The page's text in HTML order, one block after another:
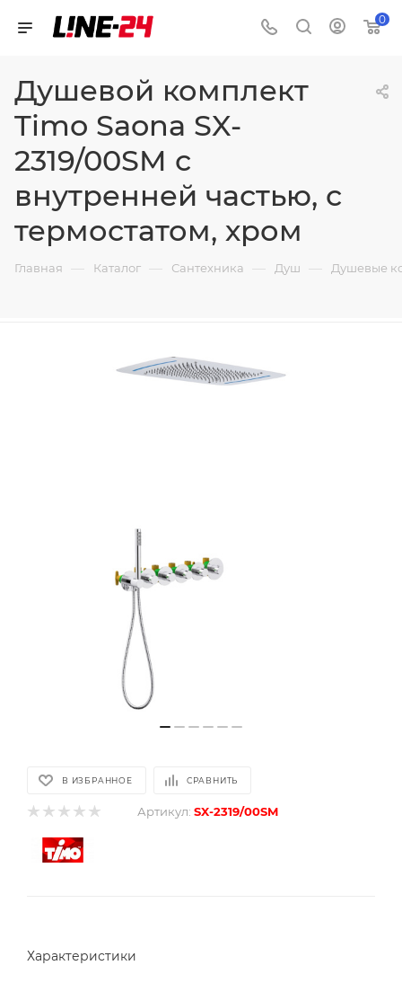
0
Душевой комплект
Timo Saona SX-
2319/00SM с
внутренней частью, с
термостатом, хром
Главная — Каталог — Сантехника — Душ — Душевые
В ИЗБРАННОЕ СРАВНИТЬ
Артикул: SX-2319/00SM
Характеристики